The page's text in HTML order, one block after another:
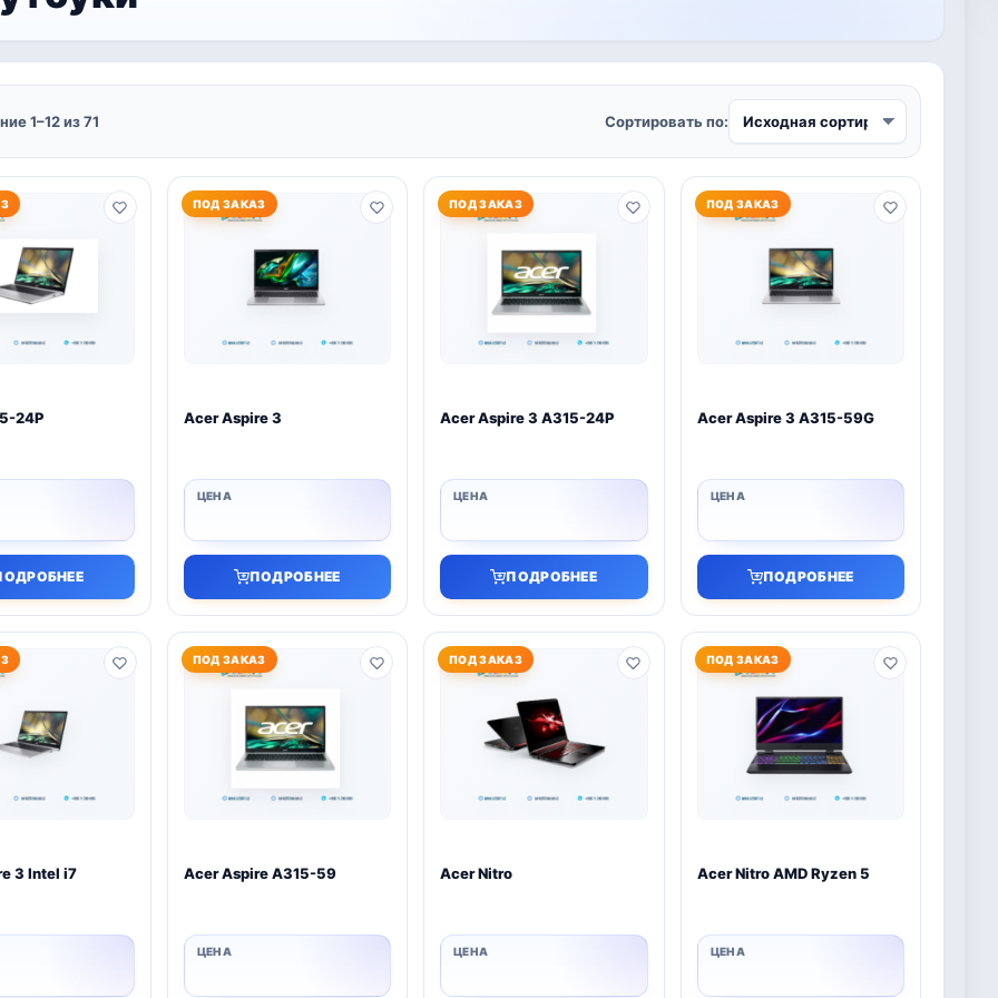
1–12 из 71 Сортировать по:
24P
ПОД ЗАКАЗ
Acer Aspire 3
ПОДРОБНЕЕ
ПОД ЗАКАЗ
Acer Aspire 3 A315-24P
ПОДРОБНЕЕ
ПОД ЗАКАЗ
Acer Aspire 3 A315-59G
ПОДРОБНЕЕ
3 Intel i7
ПОД ЗАКАЗ
Acer Aspire A315-59
ПОД ЗАКАЗ
Acer Nitro
ПОД ЗАКАЗ
Acer Nitro AMD Ryzen 5